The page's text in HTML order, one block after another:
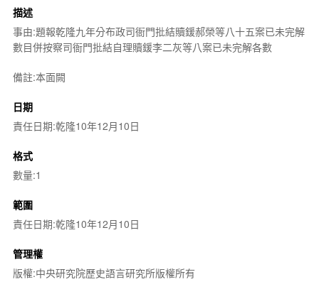
描述
事由:題報乾隆九年分布政司衙門批結贖鍰郝榮等八十五案已未完解
數目併按察司衙門批結自理贖鍰李二灰等八案已未完解各數
備註:本面闕
日期
責任日期:乾隆10年12月10日
格式
數量:1
範圍
責任日期:乾隆10年12月10日
管理權
版權:中央研究院歷史語言研究所版權所有